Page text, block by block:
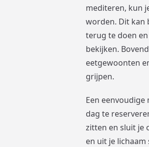
mediteren, kun
worden. Dit kan
terug te doen
bekijken.
eetgewoonten
grijpen.
Een
dag te
zitten en sluit je
en uit je